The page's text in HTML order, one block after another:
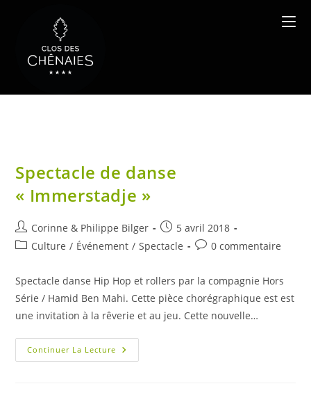
Spectacle de danse
« Immerstadje »
Auteur/autrice
de
Corinne & Philippe Bilger
Publication
publiée :
5 avril 2018
PostCulture / Événement / Spectacle
Commentaires
la
publication :
0 commentaire
Spectacle danse Hip Hop et rollers par la compagnie Hors
Série / Hamid Ben Mahi. Cette pièce chorégraphique est est
une invitation à la rêverie et au jeu. Cette nouvelle…
Continuer La Lecture Spectacle
De